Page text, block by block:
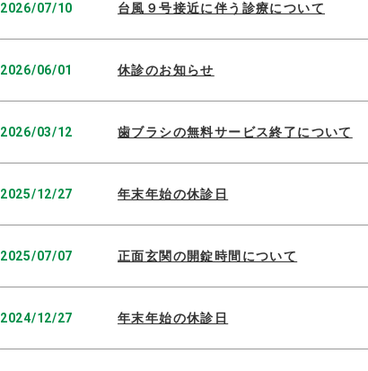
2026/07/10 台風９号接近に伴う診療について
2026/06/01 休診のお知らせ
2026/03/12 歯ブラシの無料サービス終了について
2025/12/27 年末年始の休診日
2025/07/07 正面玄関の開錠時間について
2024/12/27 年末年始の休診日